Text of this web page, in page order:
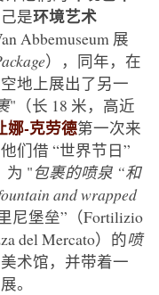
是环境艺术
Abbemuseum 展
），同年，在
地上展出了另一
"（长 18 米，高近
娜-克劳德第一次来
们借 “世界节日”
为 "包裹的喷泉 “和
and wrapped
尼堡垒”（Fortilizio
del Mercato）的喷
术馆，并带着一
。